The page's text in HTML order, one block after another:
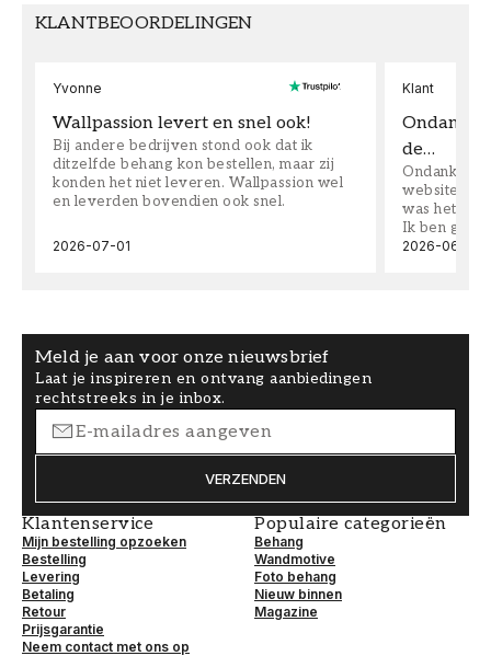
KLANTBEOORDELINGEN
Yvonne
Wallpassion levert en snel ook!
Bij andere bedrijven stond ook dat ik
ditzelfde behang kon bestellen, maar zij
konden het niet leveren. Wallpassion wel
en leverden bovendien ook snel.
2026-07-01
Klant
Ondanks
de…
Ondanks
website
was het
Ik ben
2026-06-08
Meld je aan voor onze nieuwsbrief
Laat je inspireren en ontvang aanbiedingen
rechtstreeks in je inbox.
VERZENDEN
Klantenservice
Mijn bestelling opzoeken
Bestelling
Levering
Betaling
Retour
Prijsgarantie
Neem contact met ons op
Populaire categorieën
Behang
Wandmotive
Foto behang
Nieuw binnen
Magazine